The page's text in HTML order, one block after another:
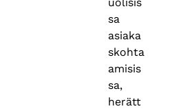
sa
asiaka
skohta
amisis
sa,
herätt